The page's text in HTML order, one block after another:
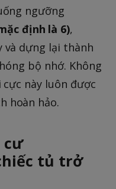
ngưỡng
định là 6),
và dựng lại thành
bộ nhớ. Không
này luôn được
hoàn hảo.
cư
tủ trở